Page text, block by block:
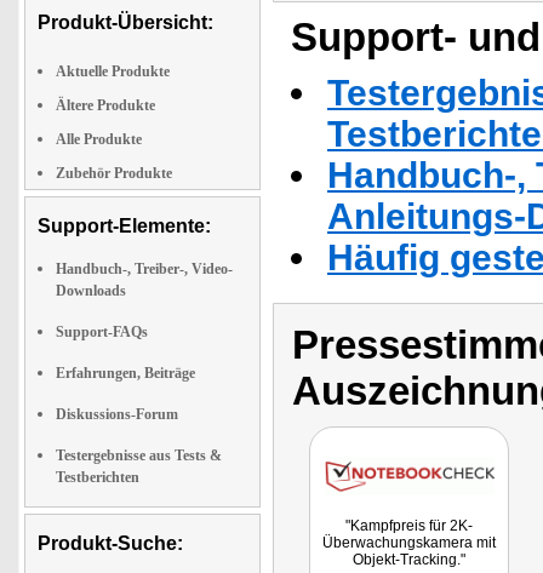
Produkt-Übersicht:
Aktuelle Produkte
Ältere Produkte
Alle Produkte
Zubehör Produkte
Support-Elemente:
Handbuch-, Treiber-, Video-
Downloads
Support-FAQs
Erfahrungen, Beiträge
Diskussions-Forum
Testergebnisse aus Tests &
Testberichten
Produkt-Suche:
Support-
Handbuch-,
Anleitungs-
Häufig
"Kampfpreis für 2K-
Überwachungskamera mit
Objekt-Tracking."